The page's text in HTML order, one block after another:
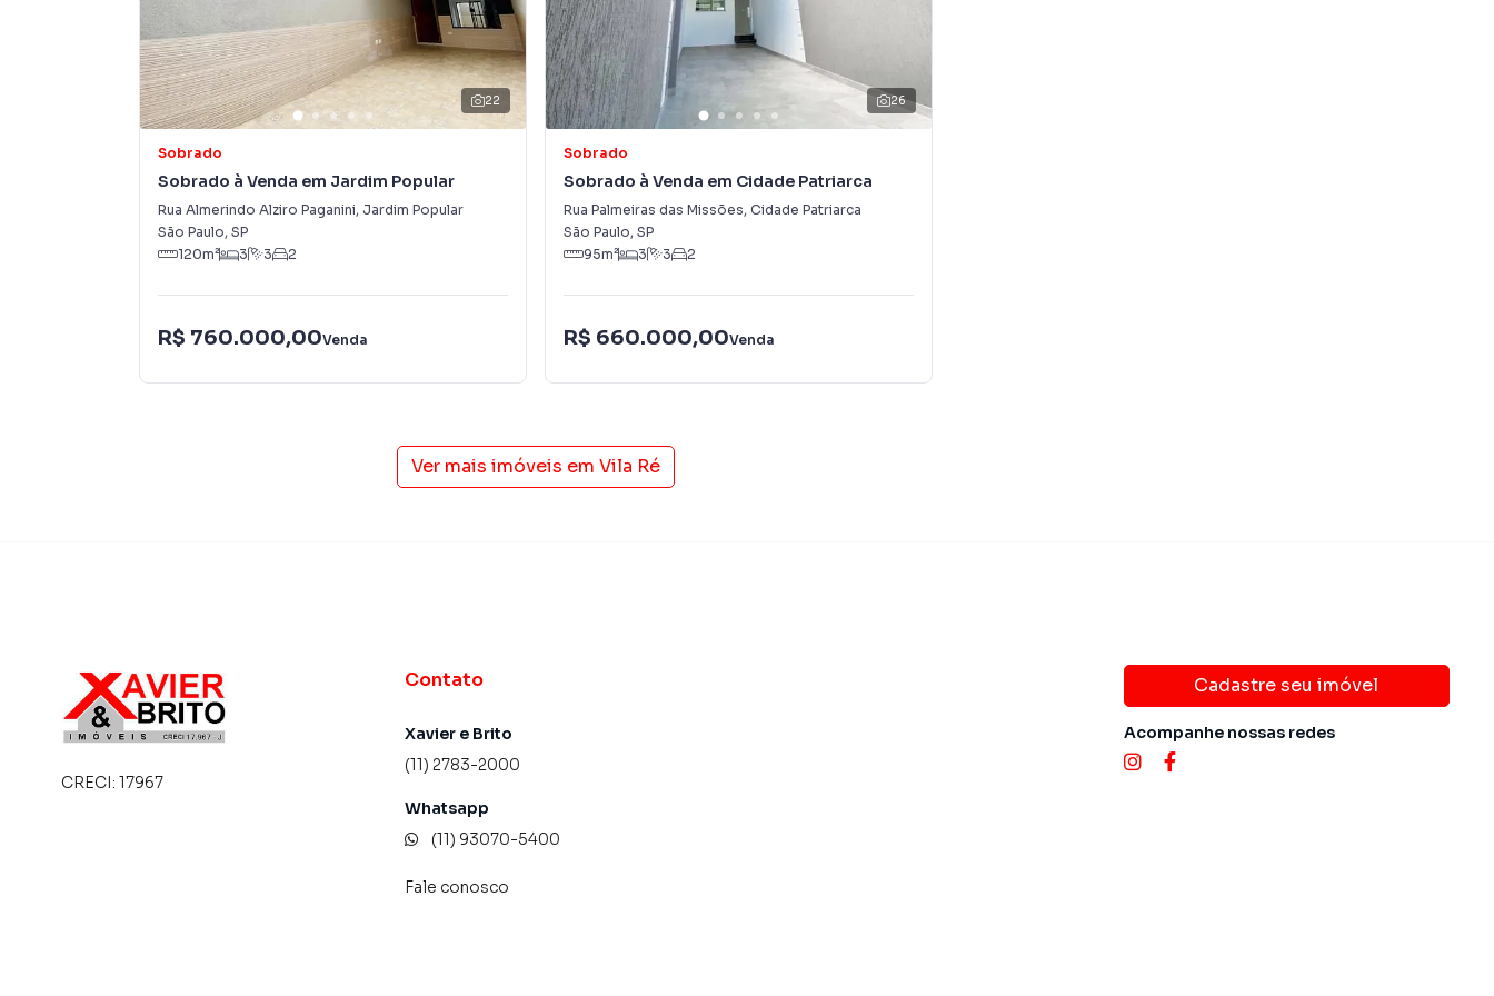
uma maior chance de vender ou alugar seu imóvel mais rápido. Contamos também com um time de
programadores, corretores treinados e uma central de atendimento preparada para atender
proprietários e inquilinos.
22
Sobrado
Sobrado à Venda em Jardim Popular
Rua Almerindo Alziro Paganini, Jardim Popular
São Paulo, SP
120m² 3 3 2
R$ 760.000,00Venda
26
Sobrado
Sobrado à Venda em Cidade Patriarca
Rua Palmeiras das Missões, Cidade Patriarca
São Paulo, SP
95m² 3 3 2
R$ 660.000,00Venda
Ver mais imóveis em Vila Ré
CRECI: 17967
Contato
Xavier e Brito
(11) 2783-2000
Whatsapp
(11) 93070-5400
Fale conosco
Cadastre seu imóvel
Acompanhe nossas redes